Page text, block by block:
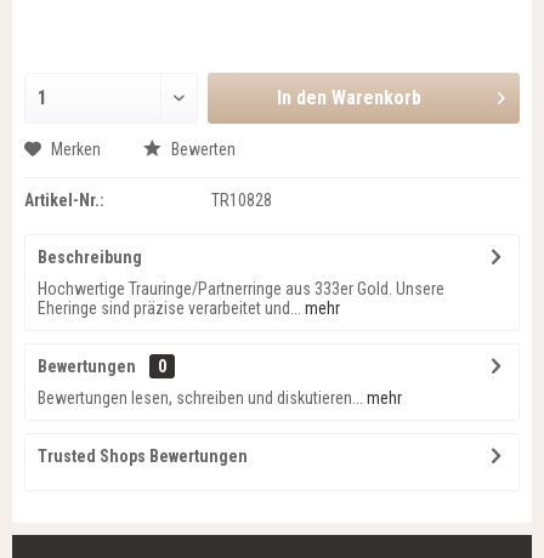
In den Warenkorb
Merken Bewerten
Artikel-Nr.: TR10828
Beschreibung
Hochwertige Trauringe/Partnerringe aus 333er Gold. Unsere
Eheringe sind präzise verarbeitet und...
mehr
Bewertungen
0
Bewertungen lesen, schreiben und diskutieren...
mehr
Trusted Shops Bewertungen